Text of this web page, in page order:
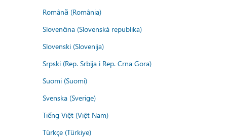
Română (România)
Slovenčina (Slovenská republika)
Slovenski (Slovenija)
Srpski (Rep. Srbija i Rep. Crna Gora)
Suomi (Suomi)
Svenska (Sverige)
Tiếng Việt (Việt Nam)
Türkçe (Türkiye)